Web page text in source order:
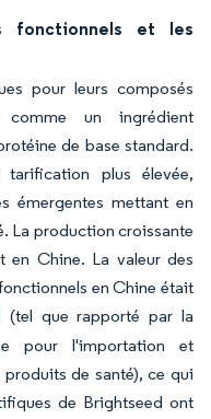
fonctionnels et les
pour leurs composés
comme un ingrédient
de base standard.
plus élevée,
émergentes mettant en
La production croissante
en Chine. La valeur des
en Chine était
(tel que rapporté par la
pour l'importation et
de santé), ce qui
de Brightseed ont